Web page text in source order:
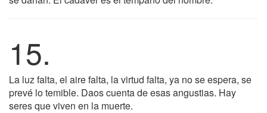
15.
La luz falta, el aire falta, la virtud falta, ya no se espera, se
prevé lo temible. Daos cuenta de esas angustias. Hay
seres que viven en la muerte.